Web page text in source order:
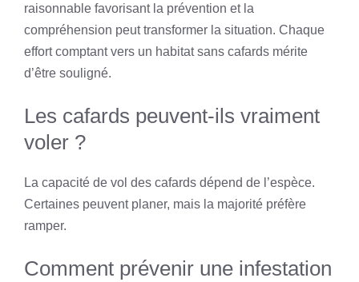
raisonnable favorisant la prévention et la
compréhension peut transformer la situation. Chaque
effort comptant vers un habitat sans cafards mérite
d’être souligné.
Les cafards peuvent-ils vraiment
voler ?
La capacité de vol des cafards dépend de l’espèce.
Certaines peuvent planer, mais la majorité préfère
ramper.
Comment prévenir une infestation